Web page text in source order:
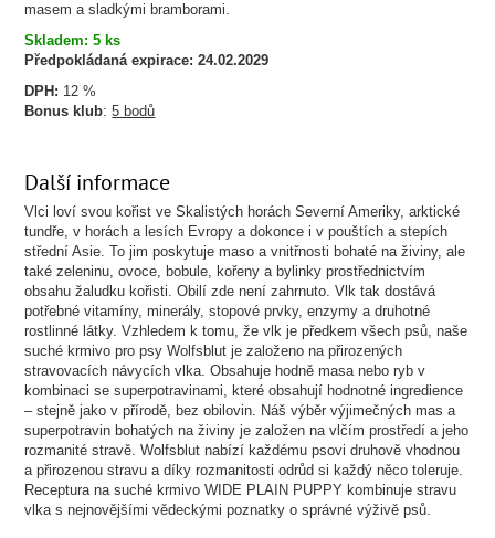
masem a sladkými bramborami.
Skladem: 5 ks
Předpokládaná expirace: 24.02.2029
DPH: 12 %
Bonus klub:5 bodů
Další informace
Vlci loví svou kořist ve Skalistých horách Severní Ameriky, arktické
tundře, v horách a lesích Evropy a dokonce i v pouštích a stepích
střední Asie. To jim poskytuje maso a vnitřnosti bohaté na živiny, ale
také zeleninu, ovoce, bobule, kořeny a bylinky prostřednictvím
obsahu žaludku kořisti. Obilí zde není zahrnuto. Vlk tak dostává
potřebné vitamíny, minerály, stopové prvky, enzymy a druhotné
rostlinné látky. Vzhledem k tomu, že vlk je předkem všech psů, naše
suché krmivo pro psy Wolfsblut je založeno na přirozených
stravovacích návycích vlka. Obsahuje hodně masa nebo ryb v
kombinaci se superpotravinami, které obsahují hodnotné ingredience
– stejně jako v přírodě, bez obilovin. Náš výběr výjimečných mas a
superpotravin bohatých na živiny je založen na vlčím prostředí a jeho
rozmanité stravě. Wolfsblut nabízí každému psovi druhově vhodnou
a přirozenou stravu a díky rozmanitosti odrůd si každý něco toleruje.
Receptura na suché krmivo WIDE PLAIN PUPPY kombinuje stravu
vlka s nejnovějšími vědeckými poznatky o správné výživě psů.